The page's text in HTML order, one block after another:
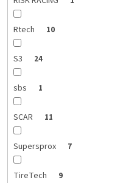
Rtech 10
S3 24
sbs 1
SCAR 11
Supersprox 7
TireTech 9